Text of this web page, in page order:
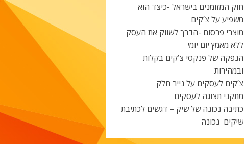
חוק המזומנים בישראל -כיצד הוא
משפיע על צ’קים
מוצרי פרסום -הדרך לשווק את העסק
ללא מאמץ יום יומי
הנפקה של פנקסי צ’קים בקלות
ובמהירות
צ’קים לעסקים על נייר חלק
מתקני תצוגה לעסקים
כתיבה נכונה של שיק – דגשים לכתיבת
שיקים נכונה